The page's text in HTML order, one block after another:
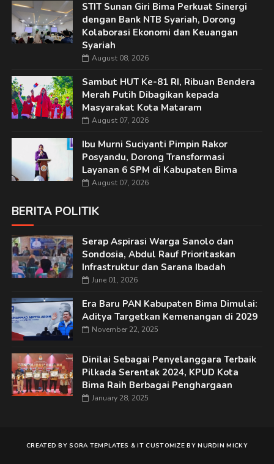
STIT Sunan Giri Bima Perkuat Sinergi
dengan Bank NTB Syariah, Dorong
Kolaborasi Ekonomi dan Keuangan
Syariah
August 08, 2026
Sambut HUT Ke-81 RI, Ribuan Bendera
Merah Putih Dibagikan kepada
Masyarakat Kota Mataram
August 07, 2026
Ibu Murni Suciyanti Pimpin Rakor
Posyandu, Dorong Transformasi
Layanan 6 SPM di Kabupaten Bima
August 07, 2026
BERITA POLITIK
Serap Aspirasi Warga Sanolo dan
Sondosia, Abdul Rauf Prioritaskan
Infrastruktur dan Sarana Ibadah
June 01, 2026
Era Baru PAN Kabupaten Bima Dimulai:
Aditya Targetkan Kemenangan di 2029
November 22, 2025
Dinilai Sebagai Penyelanggara Terbaik
Pilkada Serentak 2024, KPUD Kota
Bima Raih Berbagai Penghargaan
January 28, 2025
CREATED BYSORA TEMPLATES &IT CUSTOMIZE BYNURDIN MICKY